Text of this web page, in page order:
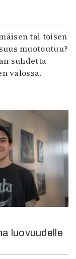
tai toisen
muotoutuu?
suhdetta
valossa.
luovuudelle